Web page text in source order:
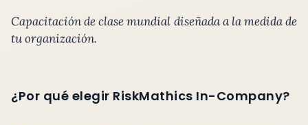
Capacitación de clase mundial diseñada a la medida de
tu organización.
¿Por qué elegir RiskMathics In-Company?